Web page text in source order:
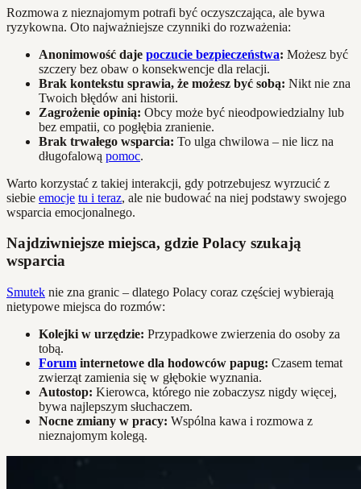
Rozmowa z nieznajomym potrafi być oczyszczająca, ale bywa
ryzykowna. Oto najważniejsze czynniki do rozważenia:
Anonimowość daje poczucie bezpieczeństwa: Możesz być
szczery bez obaw o konsekwencje dla relacji.
Brak kontekstu sprawia, że możesz być sobą: Nikt nie zna
Twoich błędów ani historii.
Zagrożenie opinią: Obcy może być nieodpowiedzialny lub
bez empatii, co pogłębia zranienie.
Brak trwałego wsparcia: To ulga chwilowa – nie licz na
długofalową pomoc.
Warto korzystać z takiej interakcji, gdy potrzebujesz wyrzucić z
siebie emocje tu i teraz, ale nie budować na niej podstawy swojego
wsparcia emocjonalnego.
Najdziwniejsze miejsca, gdzie Polacy szukają
wsparcia
Smutek nie zna granic – dlatego Polacy coraz częściej wybierają
nietypowe miejsca do rozmów:
Kolejki w urzędzie: Przypadkowe zwierzenia do osoby za
tobą.
Forum internetowe dla hodowców papug: Czasem temat
zwierząt zamienia się w głębokie wyznania.
Autostop: Kierowca, którego nie zobaczysz nigdy więcej,
bywa najlepszym słuchaczem.
Nocne zmiany w pracy: Wspólna kawa i rozmowa z
nieznajomym kolegą.